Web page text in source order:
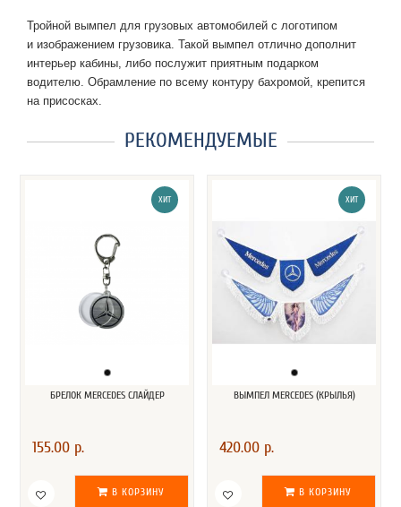
Тройной вымпел для грузовых автомобилей с логотипом
и изображением грузовика. Такой вымпел отлично дополнит
интерьер кабины, либо послужит приятным подарком
водителю. Обрамление по всему контуру бахромой, крепится
на присосках.
РЕКОМЕНДУЕМЫЕ
ХИТ
БРЕЛОК MERCEDES СЛАЙДЕР
155.00 р.
В КОРЗИНУ
ХИТ
ВЫМПЕЛ MERCEDES (КРЫЛЬЯ)
420.00 р.
В КОРЗИНУ